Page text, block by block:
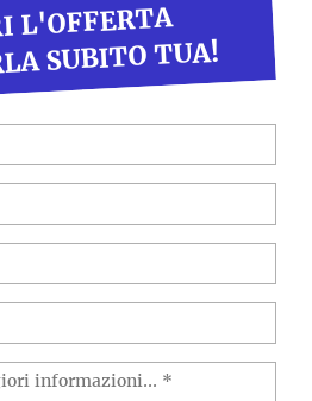
L'OFFERTA
SUBITO TUA!